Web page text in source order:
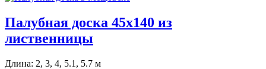
Палубная доска 45х140 из
лиственницы
Длина: 2, 3, 4, 5.1, 5.7 м